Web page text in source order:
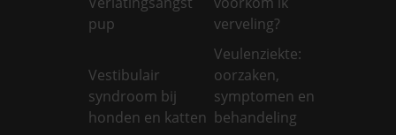
pup
verveling?
Vestibulair
syndroom bij
honden en katten
Veulenziekte:
oorzaken,
symptomen en
behandeling